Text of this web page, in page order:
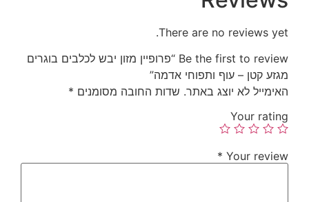
There are no reviews yet.
Be the first to review “פרופיין מזון יבש לכלבים בוגרים
מגזע קטן – עוף ותפוחי אדמה”
האימייל לא יוצג באתר. שדות החובה מסומנים *
Your rating
Your review
*